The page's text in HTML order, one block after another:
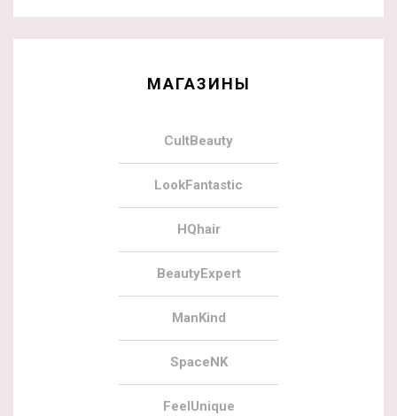
МАГАЗИНЫ
CultBeauty
LookFantastic
HQhair
BeautyExpert
ManKind
SpaceNK
FeelUnique